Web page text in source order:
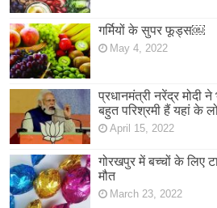
गर्मियों के सुपर फूड्स￼
May 4, 2022
प्रधानमंत्री नरेंद्र मोदी
बहुत परिश्रमी हैं यहां के
April 15, 2022
गोरखपुर में बच्चों के लिए
मौत
March 23, 2022